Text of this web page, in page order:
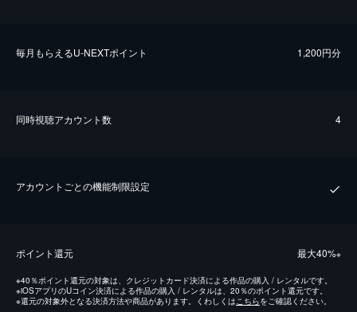
毎⽉もらえるU-NEXTポイント 1,200円分
同時視聴アカウント数 4
アカウントごとの機能制限設定
ポイント還元 最⼤40%※
※40％ポイント還元の対象は、クレジットカード決済による作品の購入 / レンタルです。
※iOSアプリのUコイン決済による作品の購入 / レンタルは、20％のポイント還元です。
※還元の対象外となる決済方法や商品があります。くわしくは こちらをご確認ください。